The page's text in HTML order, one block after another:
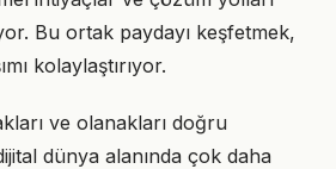
Bu ortak paydayı keşfetmek,
kolaylaştırıyor.
ve olanakları doğru
dünya alanında çok daha